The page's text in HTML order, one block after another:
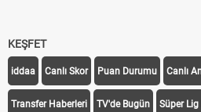
KEŞFET
iddaa Canlı Skor Puan Durumu Canlı
Transfer Haberleri TV'de Bugün Süper